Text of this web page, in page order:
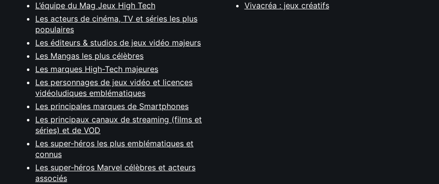
L’équipe du Mag Jeux High Tech
Les acteurs de cinéma, TV et séries les plus
populaires
Les éditeurs & studios de jeux vidéo majeurs
Les Mangas les plus célèbres
Les marques High-Tech majeures
Les personnages de jeux vidéo et licences
vidéoludiques emblématiques
Les principales marques de Smartphones
Les principaux canaux de streaming (films et
séries) et de VOD
Les super-héros les plus emblématiques et
connus
Les super-héros Marvel célèbres et acteurs
associés
Vivacréa : jeux créatifs